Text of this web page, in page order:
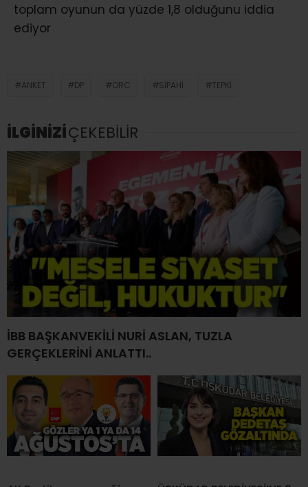
toplam oyunun da yüzde 1,8 olduğunu iddia
ediyor
ANKET DP ORC SIPAHI TEPKI
İLGİNİZİÇEKEBİLİR
İBB BAŞKANVEKİLİ NURİ ASLAN, TUZLA
GERÇEKLERİNİ ANLATTI..